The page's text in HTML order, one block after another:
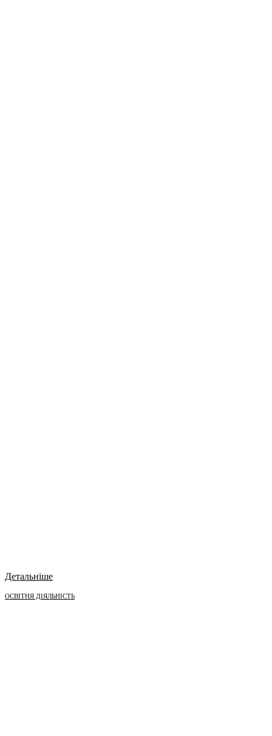
Детальніше
ОСВІТНЯ ДІЯЛЬНІСТЬ